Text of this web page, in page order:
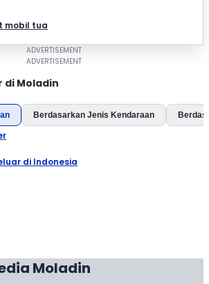
mobil tua
di Moladin
Berdasarkan Jenis Kendaraan
di Indonesia
Moladin